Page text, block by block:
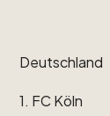
Deutschland
1. FC Köln